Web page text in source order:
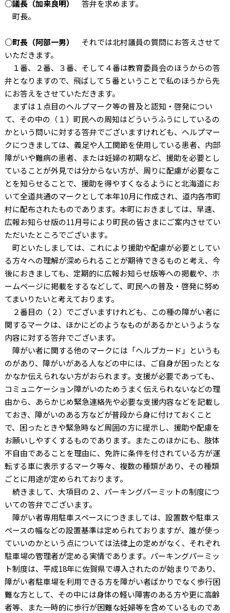
○議長（加来良明）
答弁を求めます。
町長。
○町長（阿部一男）
それでは北村議員の質問にお答えさせて
いただきます。
１番、２番、３番、そして４番は教育委員会のほうからの答
弁となりますので、飛ばして５番ということで私のほうから先
にお答えをさせていただきます。
まずは１点目のヘルプマーク等の普及と認知・啓発につい
て、その中の（１）町民への周知はどういうふうにしているの
かという問いに対する答弁でございますけれども、ヘルプマー
クにつきましては、義足や人工関節を使用している患者、内部
障がいや難病の患者、または妊婦の初期など、援助を必要とし
ていることが外見では分からない方が、周りに配慮が必要なこ
とを知らせることで、援助を得やすくなるようにと北海道にお
いて全道共通のマークとして本年10月に作成され、道内各市町
村に配布されたものであります。本町におきましては、早速、
広報お知らせ版の11月号により町民の皆さまにご案内させてい
ただいたところでございます。
町といたしましては、これにより援助や配慮が必要としてい
る方々への理解が深められることが期待できるものと考え、今
後におきましても、定期的に広報お知らせ版等への掲載や、ホ
ームページに掲載をするなどして、町民への普及・啓発に努め
てまいりたいと考えております。
２番目の（２）でございますけれども、この種の障がい者に
関するマークは、ほかにどのようなものがあるかというような
内容に対する答弁でございます。
障がい者に関する他のマークには「ヘルプカード」というも
のがあり、障がいがある人などの中には、ご自身が困ったとな
かなか伝えられない方がおられます。支援が必要であっても、
コミュニケーション障がいのためうまく伝えられないなどの理
由から、あらかじめ緊急連絡先や必要な支援内容などを記載し
ておき、障がいのある方などが普段から身に付けておくこと
で、困ったときや緊急時など周囲の方に提示し、援助や配慮を
お願いしやすくするものであります。またこのほかにも、肢体
不自由であることを理由に、免許に条件を付されている方が運
転する車に表示するマーク等々、複数の種類があり、その種類
ごとに用途が定められております。
続きまして、大項目の２、パーキングパーミットの制度につ
いての答弁でございます。
障がい者専用駐車スペースにつきましては、設置数や駐車ス
ペースの幅などの設置基準は定められておりますが、誰が使っ
ていいのかという点については法律上の定めがなく、それぞれ
駐車場の管理者が定める実情であります。パーキングパーミッ
ト制度は、平成18年に佐賀県で導入されたのが始まりであり、
障がい者駐車場を利用できる方を障がい者ばかりでなく歩行困
難な方として、その中には身体の軽い障害のある方や更に高齢
者等、また一時的に歩行が困難な妊婦等を含めているものであ